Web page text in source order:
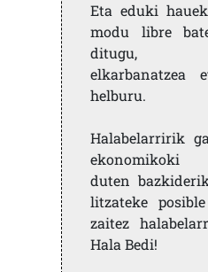
Eta eduki
modu libre
ditugu,
elkarbanatzea
helburu.
Halabelarririk
ekonomikoki
duten
litzateke
zaitez
Hala Bedi!